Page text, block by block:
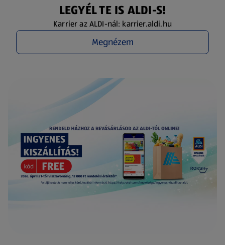
LEGYÉL TE IS ALDI-S!
Karrier az ALDI-nál: karrier.aldi.hu
Megnézem